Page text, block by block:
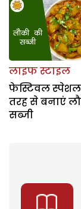
लाइफ स्टाइल
फेस्टिवल
तरह से बनाएं
सब्जी